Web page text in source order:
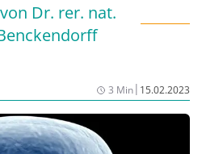
Dr. rer. nat.
3 Min| 15.02.2023